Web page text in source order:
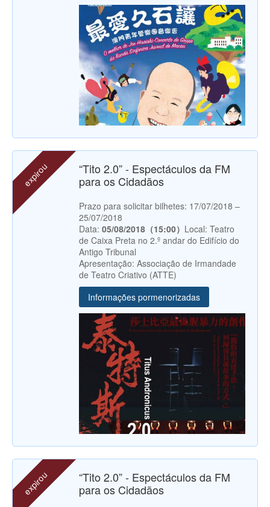
expirou
“Tito 2.0” - Espectáculos da FM
para os Cidadãos
Prazo para solicitar bilhetes: 17/07/2018 –
25/07/2018
Data: 05/08/2018（15:00） Local: Teatro
de Caixa Preta no 2.º andar do Edifício do
Antigo Tribunal
Apresentação: Associação de Irmandade
de Teatro Criativo (ATTE)
Informações pormenorizadas
expirou
“Tito 2.0” - Espectáculos da FM
para os Cidadãos